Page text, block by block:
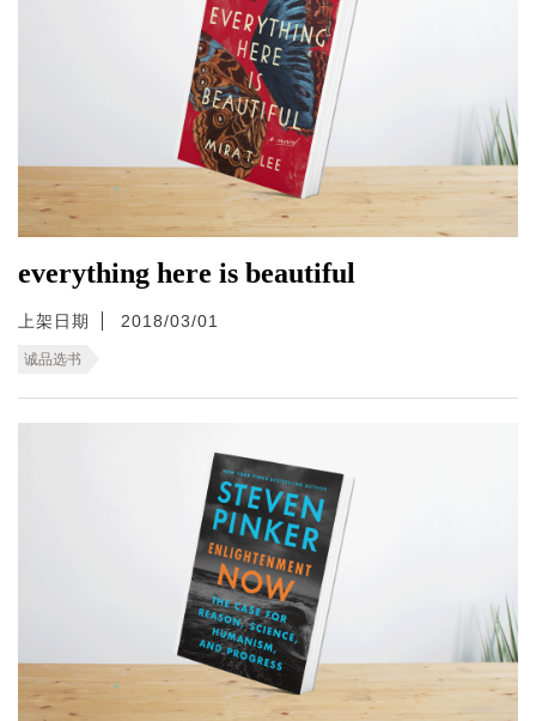
everything here is beautiful
上架日期 2018/03/01
诚品选书